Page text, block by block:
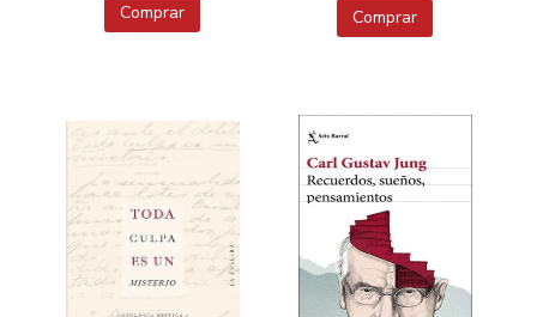
Comprar Comprar